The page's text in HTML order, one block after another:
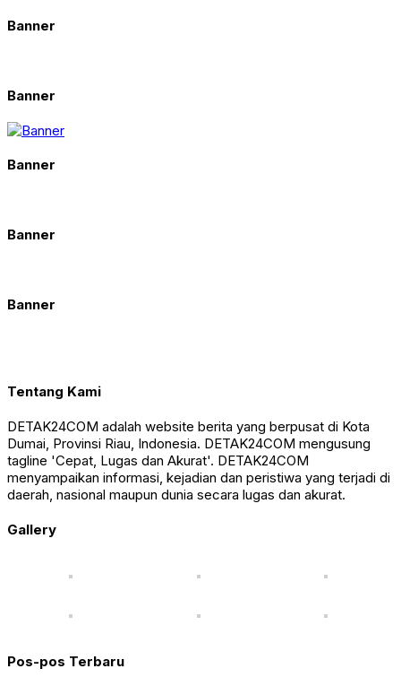
Banner
Banner
Banner
Banner
Banner
Tentang Kami
DETAK24COM adalah website berita yang berpusat di Kota
Dumai, Provinsi Riau, Indonesia. DETAK24COM mengusung
tagline 'Cepat, Lugas dan Akurat'. DETAK24COM
menyampaikan informasi, kejadian dan peristiwa yang terjadi di
daerah, nasional maupun dunia secara lugas dan akurat.
Gallery
Pos-pos Terbaru